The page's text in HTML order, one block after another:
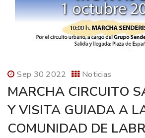
Sep 30 2022 Noticias
MARCHA CIRCUITO
Y VISITA GUIADA A
COMUNIDAD DE